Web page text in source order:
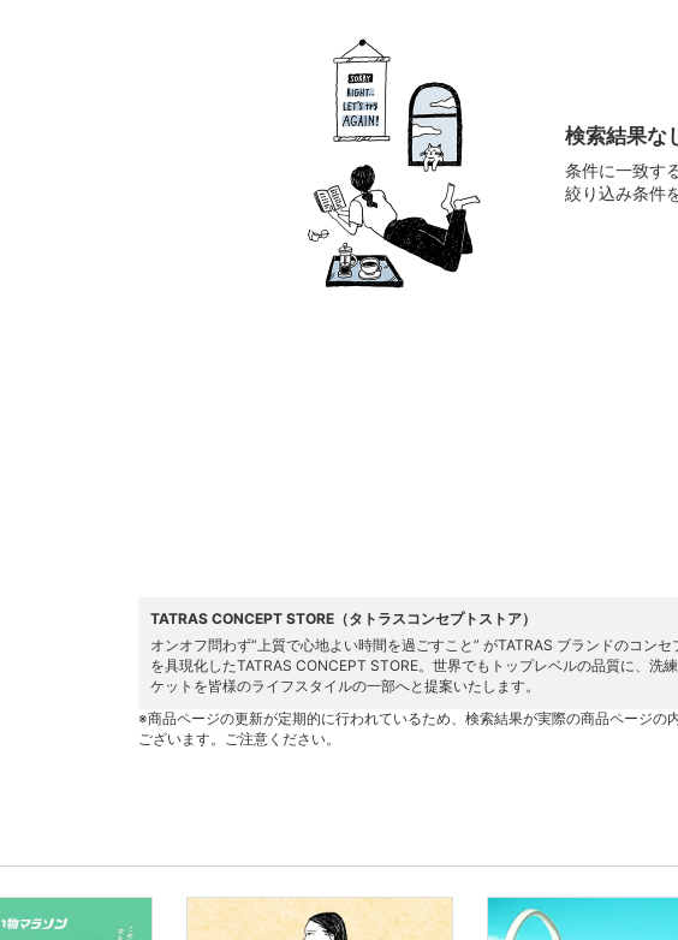
の他
検索結果な
条件に一致す
絞り込み条件
TATRAS CONCEPT STORE（タトラスコンセプトストア）
オンオフ問わず“上質で心地よい時間を過ごすこと” がTATRAS ブランドのコン
を具現化したTATRAS CONCEPT STORE。世界でもトップレベルの品質に、洗
ケットを皆様のライフスタイルの一部へと提案いたします。
※商品ページの更新が定期的に行われているため、検索結果が実際の商品ページ
ございます。ご注意ください。